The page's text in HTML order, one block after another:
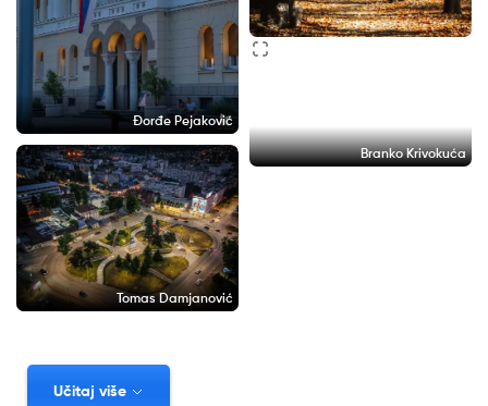
Đorđe Pejaković
Branko Krivokuća
Tomas Damjanović
Učitaj više